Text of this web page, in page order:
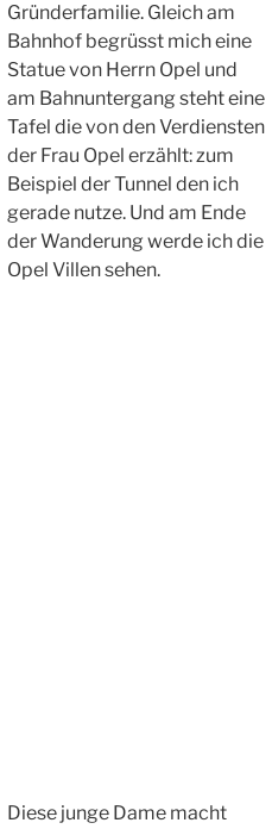
Gründerfamilie. Gleich am
Bahnhof begrüsst mich eine
Statue von Herrn Opel und
am Bahnuntergang steht eine
Tafel die von den Verdiensten
der Frau Opel erzählt: zum
Beispiel der Tunnel den ich
gerade nutze. Und am Ende
der Wanderung werde ich die
Opel Villen sehen.
Diese junge Dame macht